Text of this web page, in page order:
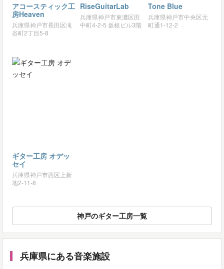
アコースティック工
房Heaven
兵庫県神戸市長田区滝
谷町2丁目5-8
RiseGuitarLab
兵庫県神戸市東灘区田
中町4-2-5 坂根ビル3階
Tone Blue
兵庫県神戸市中央区元
町通1-12-2
ギター工房 オデッ
セイ
兵庫県神戸市西区上新
地2-11-8
神戸のギター工房一覧
兵庫県にある音楽施設